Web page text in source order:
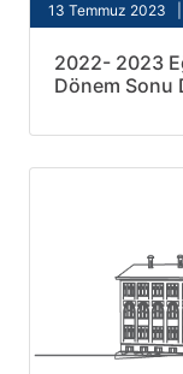
13 Temmuz 2023 |
2022- 2023
Dönem Sonu